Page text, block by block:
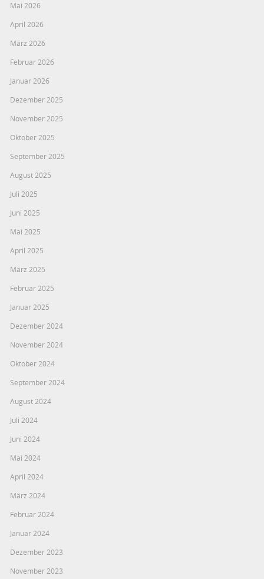
Mai 2026
April 2026
März 2026
Februar 2026
Januar 2026
Dezember 2025
November 2025
Oktober 2025
September 2025
August 2025
Juli 2025
Juni 2025
Mai 2025
April 2025
März 2025
Februar 2025
Januar 2025
Dezember 2024
November 2024
Oktober 2024
September 2024
August 2024
Juli 2024
Juni 2024
Mai 2024
April 2024
März 2024
Februar 2024
Januar 2024
Dezember 2023
November 2023